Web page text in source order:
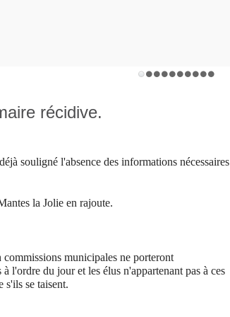
récidive.
souligné l'absence des informations nécessaires
la Jolie en rajoute.
municipales ne porteront
l'ordre du jour et les élus n'appartenant pas à ces
se taisent.